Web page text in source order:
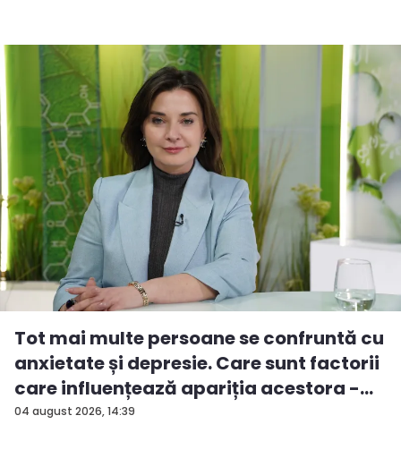
04 august 2026, 14:39
Tot mai multe persoane se confruntă cu
anxietate și depresie. Care sunt factorii
care influențează apariția acestora -
V...